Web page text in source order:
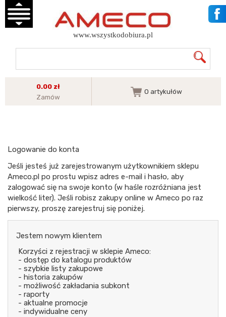
www.wszystkodobiura.pl
0.00 zł
Zamów
0 artykułów
Logowanie do konta
Jeśli jesteś już zarejestrowanym użytkownikiem sklepu
Ameco.pl po prostu wpisz adres e-mail i hasło, aby
zalogować się na swoje konto (w haśle rozróżniana jest
wielkość liter). Jeśli robisz zakupy online w Ameco po raz
pierwszy, proszę zarejestruj się poniżej.
Jestem nowym klientem
Korzyści z rejestracji w sklepie Ameco:
- dostęp do katalogu produktów
- szybkie listy zakupowe
- historia zakupów
- możliwość zakładania subkont
- raporty
- aktualne promocje
- indywidualne ceny